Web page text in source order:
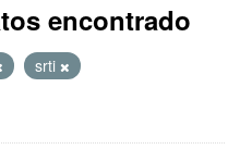
encontrado
srti